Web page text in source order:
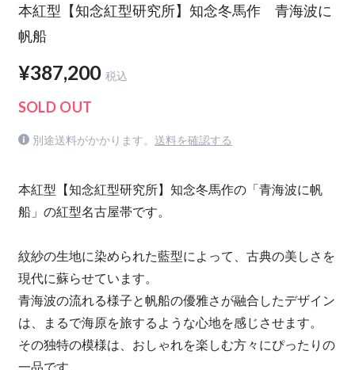
本紅型【知念紅型研究所】知念冬馬作 青海波に
帆船
¥387,200 税込
SOLD OUT
別途送料がかかります。 送料を確認する
本紅型【知念紅型研究所】知念冬馬作の「青海波に帆
船」の紅型名古屋帯です。
紋紗の生地に染められた藍型によって、古典の美しさを
現代に蘇らせています。
青海波の流れる様子と帆船の優雅さが融合したデザイン
は、まるで海原を旅するような心地を感じさせます。
その独特の模様は、おしゃれを楽しむ方々にぴったりの
一品です。